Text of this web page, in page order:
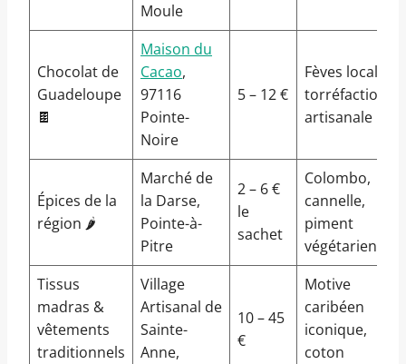
Moule
Chocolat de
Guadeloupe
🍫
Maison du
Cacao,
97116
Pointe-
Noire
5 – 12 €
Fèves locales,
torréfaction
artisanale
Épices de la
région 🌶️
Marché de
la Darse,
Pointe-à-
Pitre
2 – 6 €
le
sachet
Colombo,
cannelle,
piment
végétarien
Tissus
madras &
vêtements
traditionnels
Village
Artisanal de
Sainte-
Anne,
10 – 45
€
Motive
caribéen
iconique,
coton